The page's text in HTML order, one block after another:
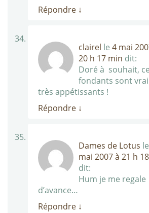
Répondre ↓
clairel le 4 mai
20 h 17 min dit:
Doré à souhait,
fondants sont
très appétissants !
Répondre ↓
Dames de Lotus le
mai 2007 à 21 h
dit:
Hum je me regale
d’avance…
Répondre ↓